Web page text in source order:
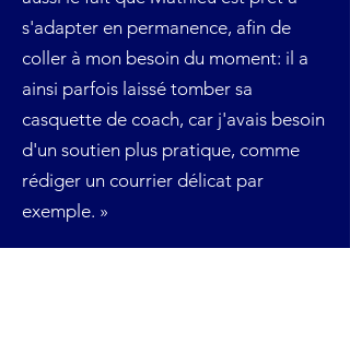
s'adapter en permanence, afin de
coller à mon besoin du moment: il a
ainsi parfois laissé tomber sa
casquette de coach, car j'avais besoin
d'un soutien plus pratique, comme
rédiger un courrier délicat par
exemple. »